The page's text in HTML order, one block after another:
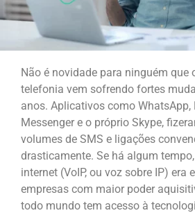
Não é novidade para ninguém que
telefonia vem sofrendo fortes
anos. Aplicativos como WhatsApp,
Messenger e o próprio Skype,
volumes de SMS e ligações
drasticamente. Se há algum
internet (VoIP, ou voz sobre IP) era
empresas com maior poder
todo mundo tem acesso à